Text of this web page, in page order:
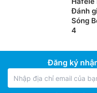
Đánh
Sóng
4
Đăng ký